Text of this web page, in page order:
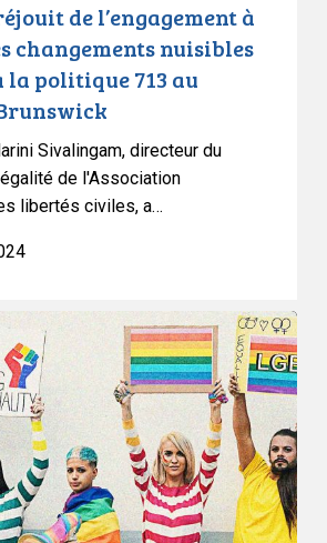
réjouit de l’engagement à
changements nuisibles
la politique 713 au
Sivalingam, directeur du
de l'Association
libertés civiles, a…